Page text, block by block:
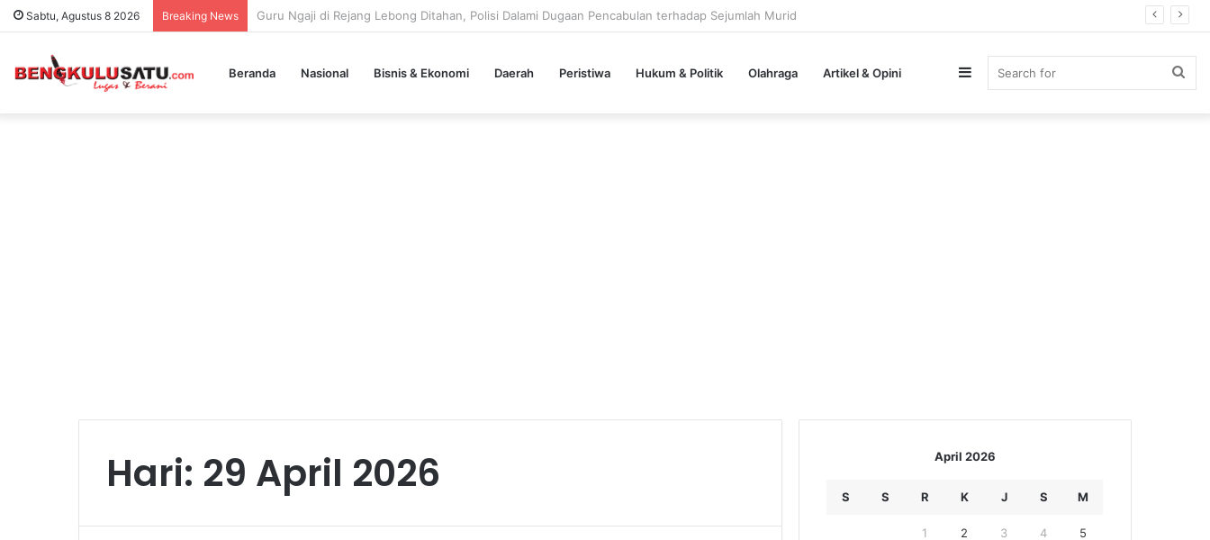
Sabtu, Agustus 8 2026 Breaking News Plh Kajari Lebong Ditunjuk, Polemik Dugaan Pengamanan Pejabat Kejari Kian Jadi Sorotan
Beranda Nasional Bisnis & Ekonomi Daerah Peristiwa Hukum & Politik Olahraga Artikel & Opini Sidebar
Hari: 29 April 2026 April 2026
S S R K J S M
1 2 3 4 5